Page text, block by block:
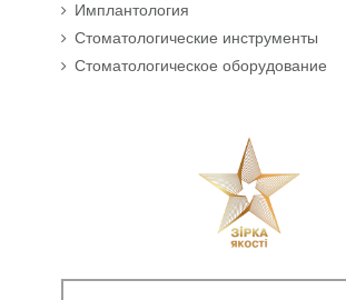
Имплантология
Стоматологические инструменты
Стоматологическое оборудование